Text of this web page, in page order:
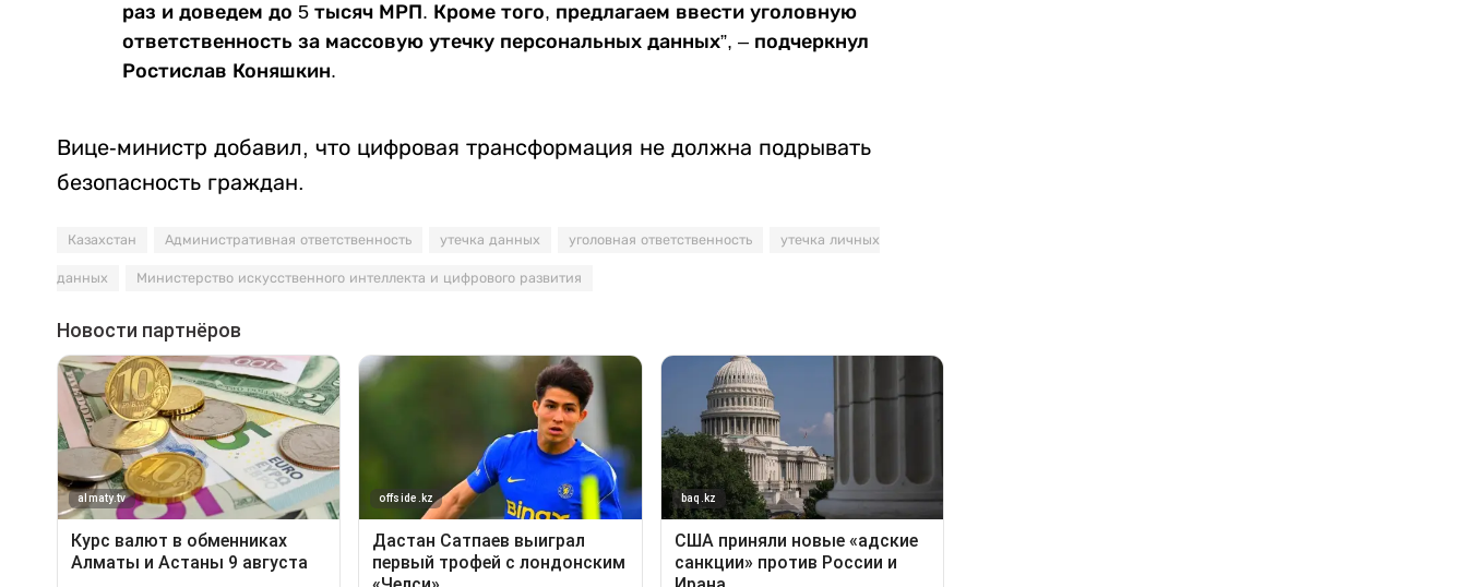
раз и доведем до 5 тысяч МРП. Кроме того, предлагаем ввести уголовную
ответственность за массовую утечку персональных данных”, – подчеркнул
Ростислав Коняшкин.
Вице-министр добавил, что цифровая трансформация не должна подрывать
безопасность граждан.
Казахстан Административная ответственность утечка данных уголовная ответственность утечка личных
данных Министерство искусственного интеллекта и цифрового развития